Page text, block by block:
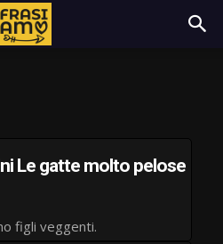
Le gatte molto pelose
Le gatte molto pelose hanno figli veggenti.